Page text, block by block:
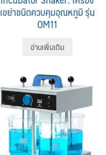
เขย่าชนิดควบคุมอุณหภูมิ รุ่น
OM11
อ่านเพิ่มเติม